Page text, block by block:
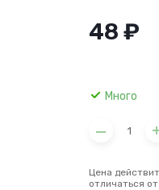
48 ₽
Много
Цена
отличаться